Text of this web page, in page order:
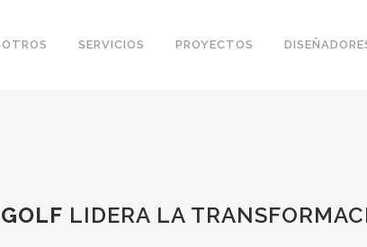
SERVICIOS PROYECTOS
LIDERA LA